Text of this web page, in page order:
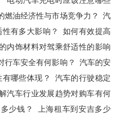
燃油经济性与市场竞争力？
汽
有多大影响？
如何有效提高
内饰材料对驾乘舒适性的影响
行车安全有何影响？
汽车的安
哪些体现？
汽车的行驶稳定
汽车行业发展趋势对购车有何
少钱？ 上海租车到安吉多少